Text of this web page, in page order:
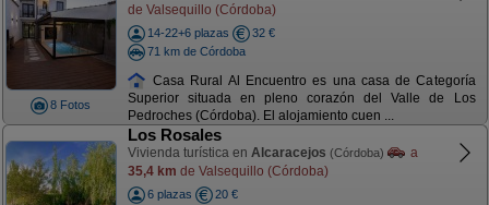
8 Fotos
de Valsequillo (Córdoba)
14-22+6 plazas
32 €
71 km de Córdoba
Casa Rural Al Encuentro es una casa de Categoría
Superior situada en pleno corazón del Valle de Los
Pedroches (Córdoba). El alojamiento cuen ...
Los Rosales
Vivienda turística en Alcaracejos (Córdoba)
a
35,4 km de Valsequillo (Córdoba)
6 plazas
20 €